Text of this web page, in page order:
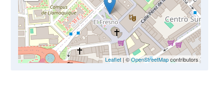
Leaflet| ©OpenStreetMapcontributors